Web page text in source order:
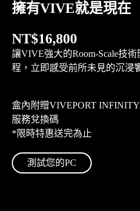
VIVE™
台
灣
擁有VIVE就是現在
NT$16,800
讓VIVE強大的Room-Scale技
程，立即感受前所未見的沉浸
盒內附贈VIVEPORT
服務兌換碼
*限時特惠送完為止
測試您的PC